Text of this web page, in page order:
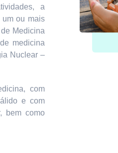
a
um ou mais
Medicina
medicina
Nuclear –
com
e com
bem como